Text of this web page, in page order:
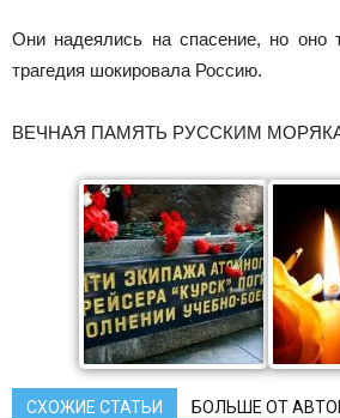
Они надеялись на спасение, но оно
трагедия шокировала Россию.
ВЕЧНАЯ ПАМЯТЬ РУССКИМ
СХОЖИЕ СТАТЬИ БОЛЬШЕ ОТ